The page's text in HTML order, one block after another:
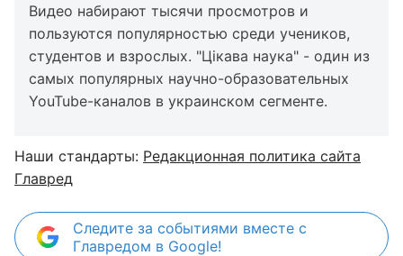
Видео набирают тысячи просмотров и
пользуются популярностью среди учеников,
студентов и взрослых. "Цікава наука" - один из
самых популярных научно-образовательных
YouTube-каналов в украинском сегменте.
Наши стандарты: Редакционная политика сайта
Главред
Следите за событиями вместе с
Главредом в Google!